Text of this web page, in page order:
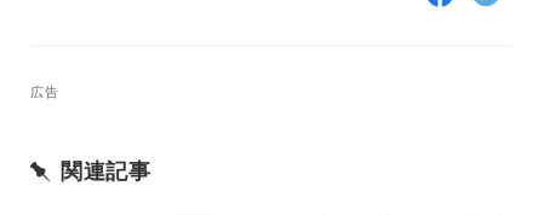
広告
関連記事